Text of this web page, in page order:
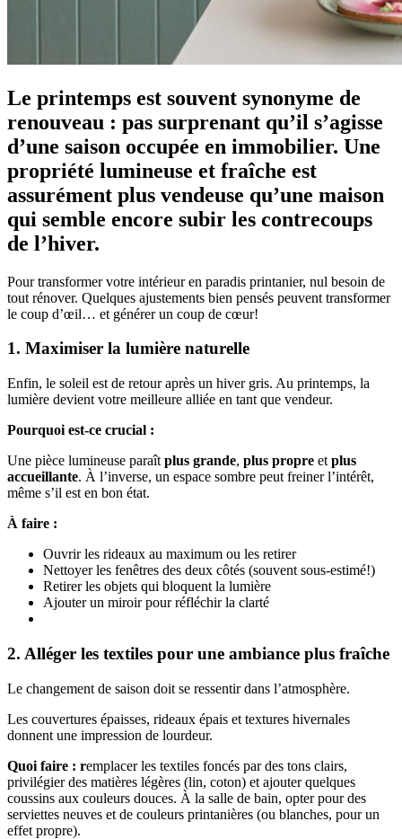
Le printemps est souvent synonyme de
renouveau : pas surprenant qu’il s’agisse
d’une saison occupée en immobilier. Une
propriété lumineuse et fraîche est
assurément plus vendeuse qu’une maison
qui semble encore subir les contrecoups
de l’hiver.
Pour transformer votre intérieur en paradis printanier, nul besoin de
tout rénover. Quelques ajustements bien pensés peuvent transformer
le coup d’œil… et générer un coup de cœur!
1. Maximiser la lumière naturelle
Enfin, le soleil est de retour après un hiver gris. Au printemps, la
lumière devient votre meilleure alliée en tant que vendeur.
Pourquoi est-ce crucial :
Une pièce lumineuse paraît plus grande, plus propre et plus
accueillante. À l’inverse, un espace sombre peut freiner l’intérêt,
même s’il est en bon état.
À faire :
Ouvrir les rideaux au maximum ou les retirer
Nettoyer les fenêtres des deux côtés (souvent sous-estimé!)
Retirer les objets qui bloquent la lumière
Ajouter un miroir pour réfléchir la clarté
2. Alléger les textiles pour une ambiance plus fraîche
Le changement de saison doit se ressentir dans l’atmosphère.
Les couvertures épaisses, rideaux épais et textures hivernales
donnent une impression de lourdeur.
Quoi faire : remplacer les textiles foncés par des tons clairs,
privilégier des matières légères (lin, coton) et ajouter quelques
coussins aux couleurs douces. À la salle de bain, opter pour des
serviettes neuves et de couleurs printanières (ou blanches, pour un
effet propre).